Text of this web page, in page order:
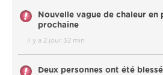
Nouvelle vague de chaleur en
prochaine
il y a 2 jour 32 min
Deux personnes ont été